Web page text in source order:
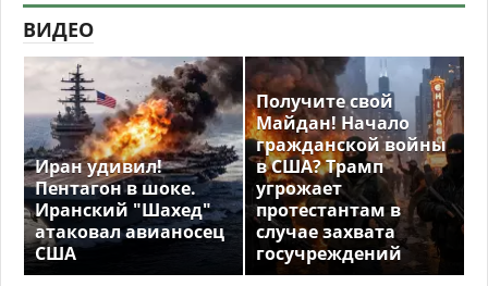
ВИДЕО
Иран удивил!
Пентагон в шоке.
Иранский "Шахед"
атаковал авианосец
США
Получите свой
Майдан! Начало
гражданской войны
в США? Трамп
угрожает
протестантам в
случае захвата
госучреждений